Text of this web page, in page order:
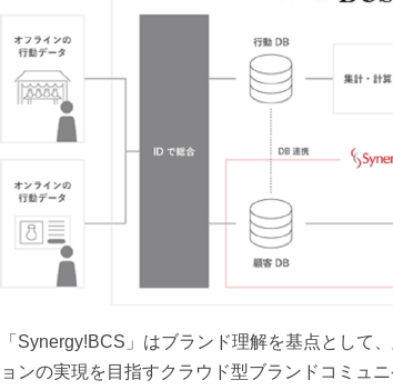
「Synergy!BCS」はブランド理解を基点として
ョンの実現を目指すクラウド型ブランドコミュ